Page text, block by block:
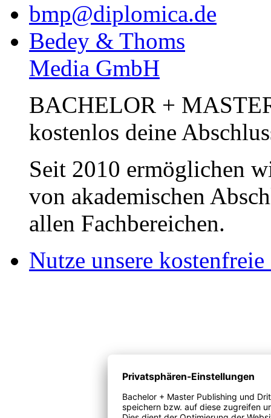
bmp@diplomica.de
Bedey & Thoms
Media GmbH
BACHELOR +
kostenlos deine
Seit 2010 ermöglichen
von akademischen
allen Fachbereichen.
Nutze unsere